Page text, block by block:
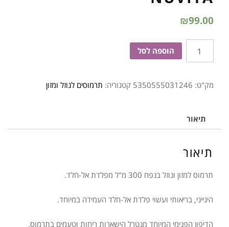
₪99.00
כמות
של
300
למזון
ונוזל
הוספה לסל
מק"ט: 5350555031246 קטגוריה: תרמוסים לנוזל ומזון
תיאור
תיאור
תרמוס למזון ונוזל בנפח 300 מ"ל מפלדת אל-חלד.
היגייני, בריאותי ועשוי פלדת אל-חלד העמידה במיוחד.
הדיפון הפנימי המיוחד מנטרל הישארות ריחות וטעמים בתרמוס.